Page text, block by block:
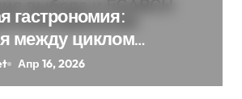
гастрономия:
между циклом
и EGARCH
Апр 16, 2026